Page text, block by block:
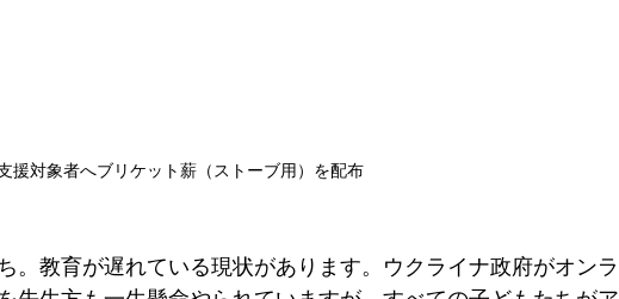
援対象者へブリケット薪（ストーブ用）を配布
。教育が遅れている現状があります。ウクライナ政府がオンラ